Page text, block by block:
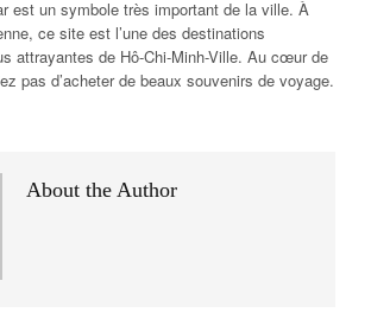
est un symbole très important de la ville. À
ce site est l’une des destinations
attrayantes de Hô-Chi-Minh-Ville. Au cœur de
pas d’acheter de beaux souvenirs de voyage.
About the Author